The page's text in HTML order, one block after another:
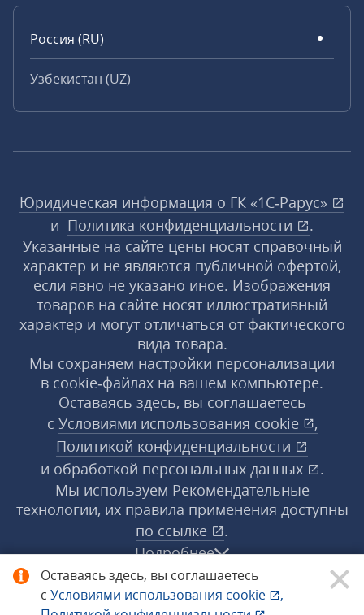
Оставаясь здесь, вы соглашаетесь
с Условиями использования cookie
,
Россия (RU)
Узбекистан (UZ)
Юридическая информация о ГК «1С‑Рарус»
и Политика конфиденциальности
.
Указанные на сайте цены носят справочный
характер и не являются публичной офертой,
если явно не указано иное. Изображения
товаров на сайте носят иллюстративный
характер и могут отличаться от фактического
вида товара.
Мы сохраняем настройки персонализации
в cookie‑файлах на вашем компьютере.
Оставаясь здесь, вы соглашаетесь
с Условиями использования cookie
,
Политикой конфиденциальности
и обработкой персональных данных
.
Мы используем Рекомендательные
технологии, их правила применения доступны
по ссылке
.
Подробнее
© 1998−2026 «1С‑Рарус» ®. Все права